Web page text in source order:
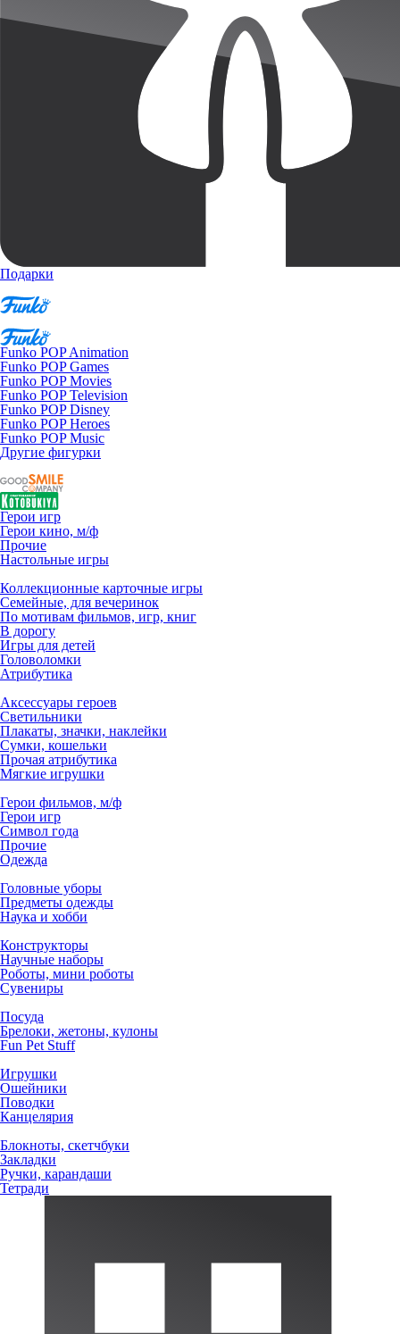
Подарки
Funko POP Animation
Funko POP Games
Funko POP Movies
Funko POP Television
Funko POP Disney
Funko POP Heroes
Funko POP Music
Другие фигурки
Герои игр
Герои кино, м/ф
Прочие
Настольные игры
Коллекционные карточные игры
Семейные, для вечеринок
По мотивам фильмов, игр, книг
В дорогу
Игры для детей
Головоломки
Атрибутика
Аксессуары героев
Светильники
Плакаты, значки, наклейки
Сумки, кошельки
Прочая атрибутика
Мягкие игрушки
Герои фильмов, м/ф
Герои игр
Символ года
Прочие
Одежда
Головные уборы
Предметы одежды
Наука и хобби
Конструкторы
Научные наборы
Роботы, мини роботы
Сувениры
Посуда
Брелоки, жетоны, кулоны
Fun Pet Stuff
Игрушки
Ошейники
Поводки
Канцелярия
Блокноты, скетчбуки
Закладки
Ручки, карандаши
Тетради